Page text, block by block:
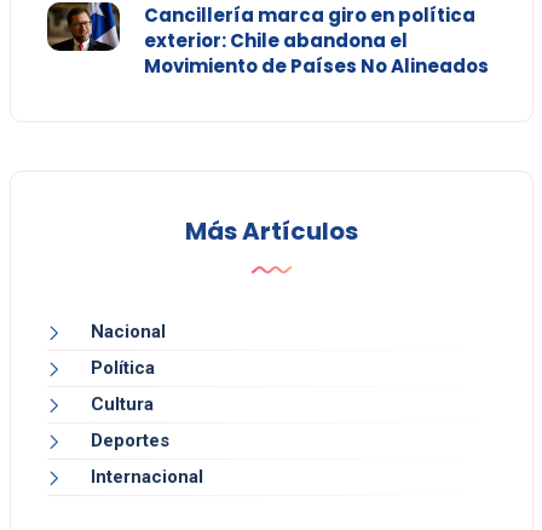
Cancillería marca giro en política
exterior: Chile abandona el
Movimiento de Países No Alineados
Más Artículos
Nacional
Política
Cultura
Deportes
Internacional